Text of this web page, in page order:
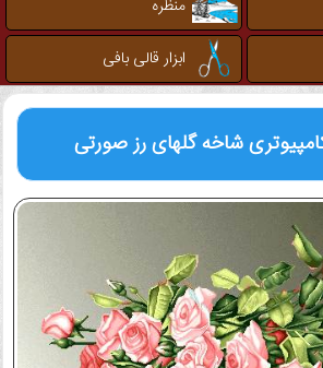
منظره
ابزار قالی بافی
شاخه گلهای رز صورتی